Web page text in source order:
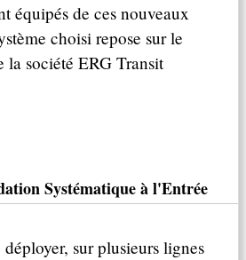
équipés de ces nouveaux
choisi repose sur le
société ERG Transit
Systématique à l'Entrée
sur plusieurs lignes